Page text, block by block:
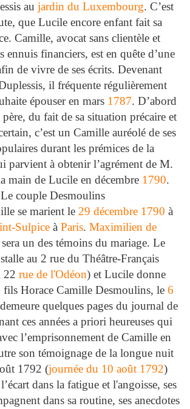
au jardin du Luxembourg. C’est
que Lucile encore enfant fait sa
Camille, avocat sans clientèle et
ennuis financiers, est en quête d’une
de vivre de ses écrits. Devenant
il fréquente régulièrement
épouser en mars 1787. D’abord
du fait de sa situation précaire et
c’est un Camille auréolé de ses
durant les prémices de la
parvient à obtenir l’agrément de M.
main de Lucile en décembre 1790.
Le couple Desmoulins
se marient le 29 décembre 1790 à
Sulpiceà Paris. Maximilien de
un des témoins du mariage. Le
au 2 rue du Théâtre-Français
22 rue de l'Odéon) et Lucile donne
fils Horace Camille Desmoulins, le 6
quelques pages du journal de
ces années a priori heureuses qui
l’emprisonnement de Camille en
son témoignage de la longue nuit
1792 (journée du 10 août 1792)
dans la fatigue et l'angoisse, ses
dans sa routine, ses anecdotes